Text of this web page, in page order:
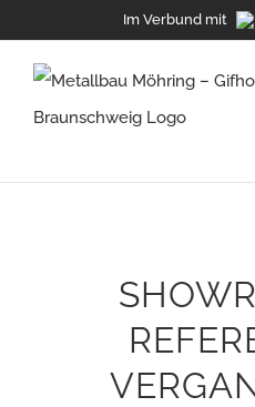
springen
Im Verbund mit